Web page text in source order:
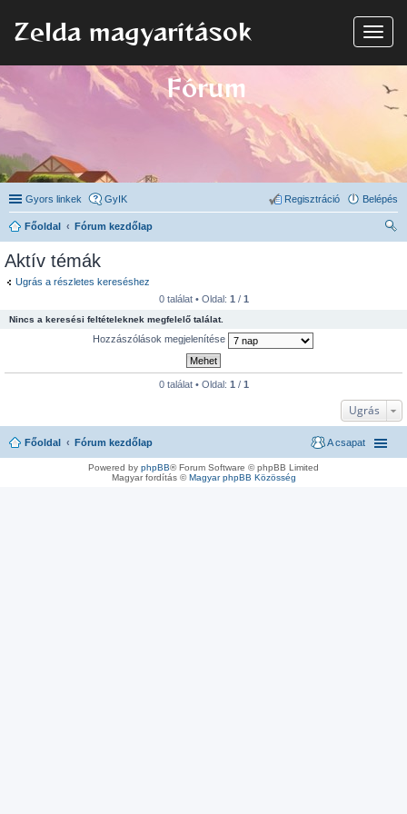
N
a
Zelda magyarítások
Fórum
Gyors linkek GyIK Belépés
Regisztráció
Főoldal
Fórum kezdőlap
Aktív témák
Ugrás a részletes kereséshez
0 találat • Oldal: 1 / 1
Nincs a keresési feltételeknek megfelelő találat.
Hozzászólások megjelenítése
0 találat • Oldal: 1 / 1
Ugrás
Főoldal Fórum kezdőlap A csapat
Powered by phpBB® Forum Software © phpBB Limited
Magyar fordítás ©Magyar phpBB Közösség